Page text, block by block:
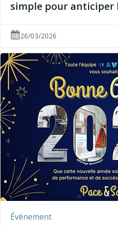
simple pour
26/03/2026
Évènement